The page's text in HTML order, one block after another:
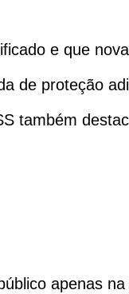
e que
de proteção
também
apenas